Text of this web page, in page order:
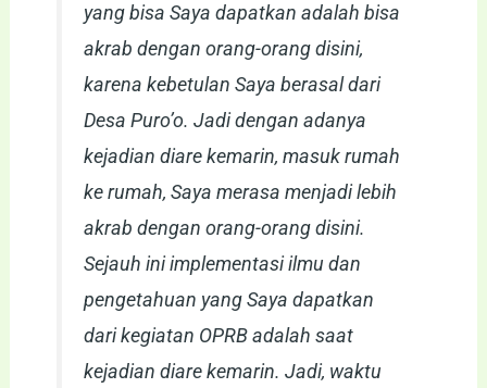
yang bisa Saya dapatkan adalah bisa
akrab dengan orang-orang disini,
karena kebetulan Saya berasal dari
Desa Puro’o. Jadi dengan adanya
kejadian diare kemarin, masuk rumah
ke rumah, Saya merasa menjadi lebih
akrab dengan orang-orang disini.
Sejauh ini implementasi ilmu dan
pengetahuan yang Saya dapatkan
dari kegiatan OPRB adalah saat
kejadian diare kemarin. Jadi, waktu